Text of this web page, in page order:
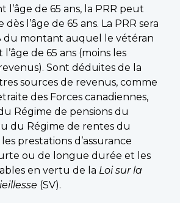
l’âge de 65 ans, la PRR peut
l’âge de 65 ans. La PRR sera
du montant auquel le vétéran
de 65 ans (moins les
Sont déduites de la
sources de revenus, comme
des Forces canadiennes,
Régime de pensions du
du Régime de rentes du
prestations d’assurance
ou de longue durée et les
en vertu de la Loi sur la
(SV).